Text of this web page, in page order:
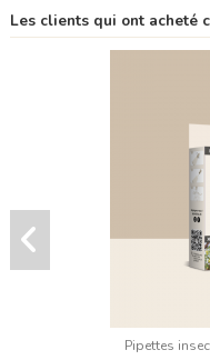
Les clients qui ont acheté
Pipettes